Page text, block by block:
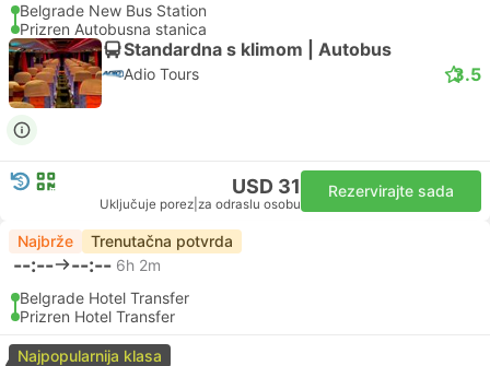
Belgrade New Bus Station
Prizren Autobusna stanica
Standardna s klimom | Autobus
Adio Tours 3.5
USD 31
Uključuje porez za odraslu osobu
Rezervirajte sada
Najbrže Trenutačna potvrda
--:-- --:-- 6h 2m
Belgrade Hotel Transfer
Prizren Hotel Transfer
Najpopularnija klasa